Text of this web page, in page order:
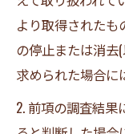
より取得されたも
の停止または消去
求められた場合に
2. 前項の調査結